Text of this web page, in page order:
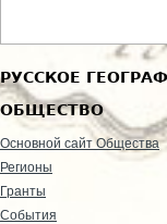
РУССКОЕ
ОБЩЕСТВО
Основной сайт Общества
Регионы
Гранты
События